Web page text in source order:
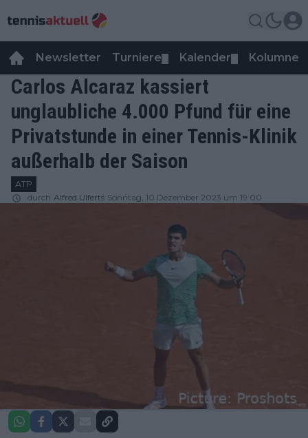
Newsletter Turniere Kalender Kolumnen
Carlos Alcaraz kassiert
unglaubliche 4.000 Pfund für eine
Privatstunde in einer Tennis-Klinik
außerhalb der Saison
ATP
durch Alfred Ulferts Sonntag, 10 Dezember 2023 um 19:00